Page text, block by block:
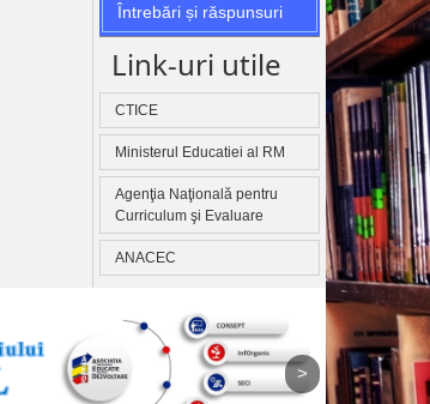
Întrebări și răspunsuri
Link-uri utile
CTICE
Ministerul Educatiei al RM
Agenţia Naţională pentru
Curriculum şi Evaluare
ANACEC